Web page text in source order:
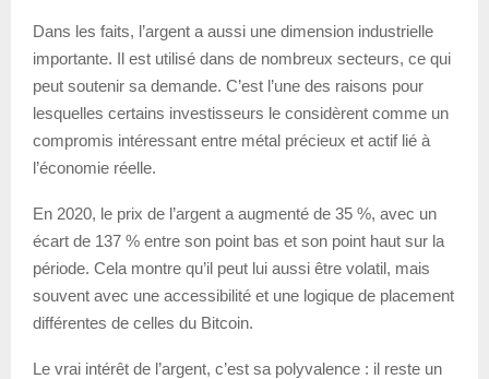
Dans les faits, l’argent a aussi une dimension industrielle
importante. Il est utilisé dans de nombreux secteurs, ce qui
peut soutenir sa demande. C’est l’une des raisons pour
lesquelles certains investisseurs le considèrent comme un
compromis intéressant entre métal précieux et actif lié à
l’économie réelle.
En 2020, le prix de l’argent a augmenté de 35 %, avec un
écart de 137 % entre son point bas et son point haut sur la
période. Cela montre qu’il peut lui aussi être volatil, mais
souvent avec une accessibilité et une logique de placement
différentes de celles du Bitcoin.
Le vrai intérêt de l’argent, c’est sa polyvalence : il reste un